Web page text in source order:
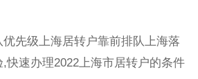
优先级上海居转户靠前排队上海落
,快速办理2022上海市居转户的条件